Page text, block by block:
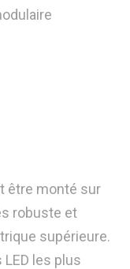
être monté sur
robuste et
supérieure.
LED les plus